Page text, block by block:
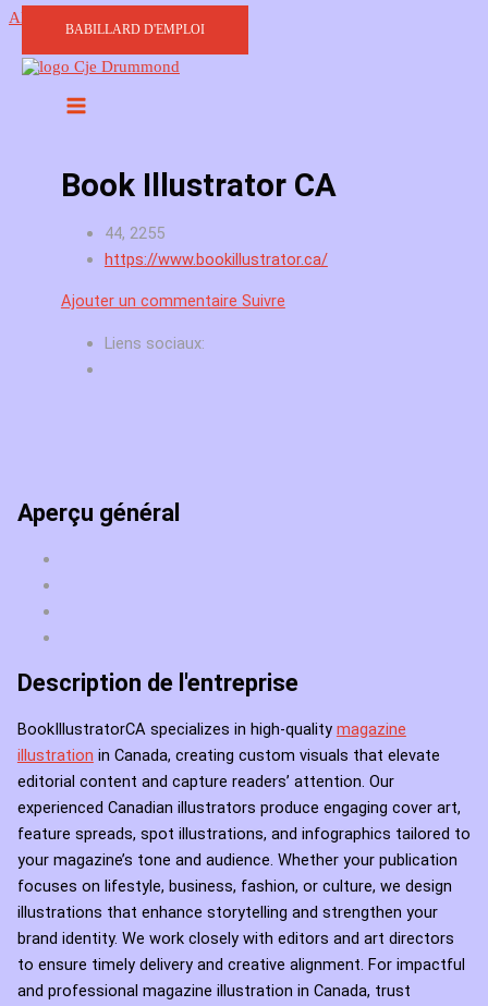
Aller au contenu
BABILLARD D'EMPLOI
Book Illustrator CA
44, 2255
https://www.bookillustrator.ca/
Ajouter un commentaire Suivre
Liens sociaux:
Aperçu général
Description de l'entreprise
BookIllustratorCA specializes in high-quality magazine
illustration in Canada, creating custom visuals that elevate
editorial content and capture readers’ attention. Our
experienced Canadian illustrators produce engaging cover art,
feature spreads, spot illustrations, and infographics tailored to
your magazine’s tone and audience. Whether your publication
focuses on lifestyle, business, fashion, or culture, we design
illustrations that enhance storytelling and strengthen your
brand identity. We work closely with editors and art directors
to ensure timely delivery and creative alignment. For impactful
and professional magazine illustration in Canada, trust